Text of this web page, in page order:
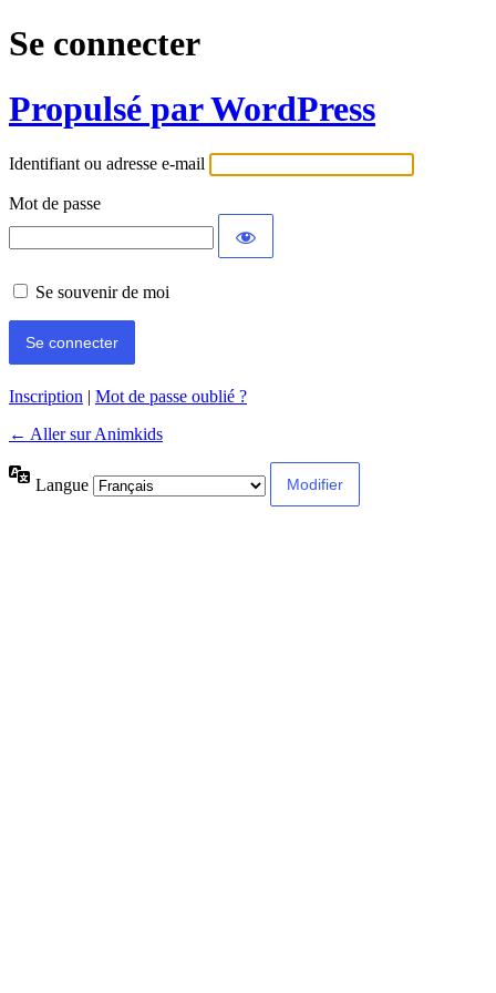
Se connecter
Propulsé par WordPress
Identifiant ou adresse e-mail
Mot de passe
Se souvenir de moi
Inscription | Mot de passe oublié ?
← Aller sur Animkids
Langue